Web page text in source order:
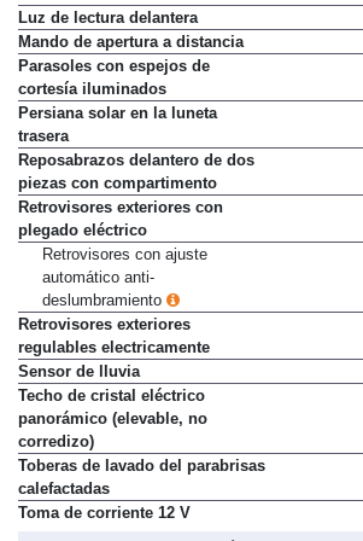
Luz ambiente
Luz de lectura delantera
Mando de apertura a distancia
Parasoles con espejos de
cortesía iluminados
Persiana solar en la luneta
trasera
Reposabrazos delantero de dos
piezas con compartimento
Retrovisores exteriores con
plegado eléctrico
Retrovisores con ajuste
automático anti-
deslumbramiento
Retrovisores exteriores
regulables electricamente
Sensor de lluvia
Techo de cristal eléctrico
panorámico (elevable, no
corredizo)
Toberas de lavado del parabrisas
calefactadas